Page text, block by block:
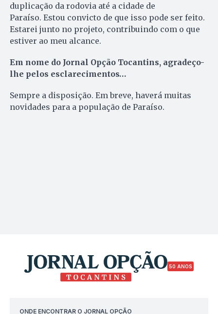
duplicação da rodovia até a cidade de
Paraíso. Estou convicto de que isso pode ser feito.
Estarei junto no projeto, contribuindo com o que
estiver ao meu alcance.
Em nome do Jornal Opção Tocantins, agradeço-
lhe pelos esclarecimentos…
Sempre a disposição. Em breve, haverá muitas
novidades para a população de Paraíso.
50 ANOS
ONDE ENCONTRAR O JORNAL OPÇÃO